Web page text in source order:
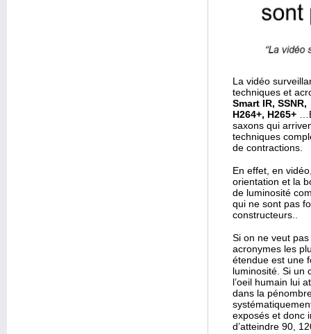
La vidéo
techniques et
Smart IR,
H264+, H265+
saxons qui
techniques
de contractions.
En effet, en
orientation et la
de luminosité
qui ne sont pas
constructeurs..
Si on ne veut
acronymes les
étendue est une
luminosité. Si un
l’oeil humain lui
dans la
exposés et donc
d’atteindre 90,